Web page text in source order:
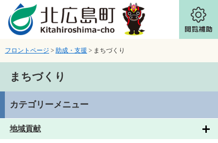
ページの先頭です。
メニューを飛ばして本文へ
フロントページ > 助成・支援 > まちづくり
まちづくり
カテゴリーメニュー
地域貢献